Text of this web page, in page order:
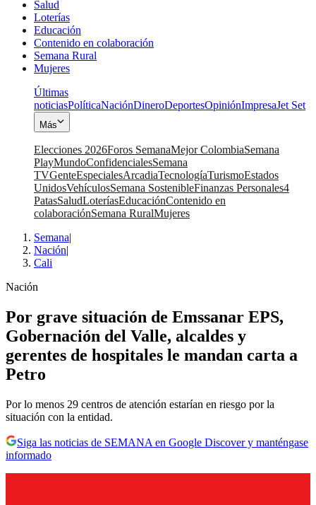
Salud
Loterías
Educación
Contenido en colaboración
Semana Rural
Mujeres
Últimas
noticiasPolíticaNaciónDineroDeportesOpiniónImpresaJet Set
Más
Elecciones 2026Foros SemanaMejor ColombiaSemana
PlayMundoConfidencialesSemana
TVGenteEspecialesArcadiaTecnologíaTurismoEstados
UnidosVehículosSemana SostenibleFinanzas Personales4
PatasSaludLoteríasEducaciónContenido en
colaboraciónSemana RuralMujeres
Semana|
Nación|
Cali
Nación
Por grave situación de Emssanar EPS,
Gobernación del Valle, alcaldes y
gerentes de hospitales le mandan carta a
Petro
Por lo menos 29 centros de atención estarían en riesgo por la
situación con la entidad.
Siga las noticias de SEMANA en Google Discover y manténgase
informado